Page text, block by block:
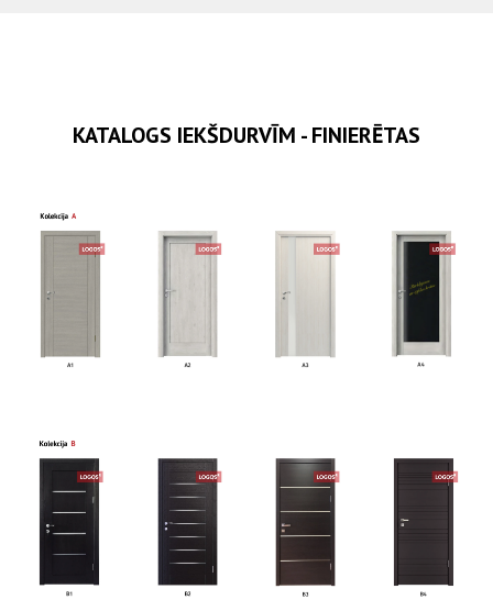
KATALOGS IEKŠDURVĪM - FINIERĒTAS